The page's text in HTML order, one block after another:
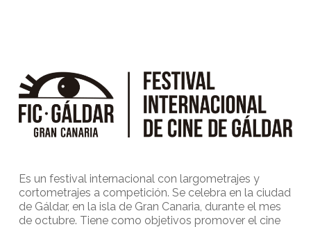
Es un festival internacional con largometrajes y
cortometrajes a competición. Se celebra en la ciudad
de Gáldar, en la isla de Gran Canaria, durante el mes
de octubre. Tiene como objetivos promover el cine